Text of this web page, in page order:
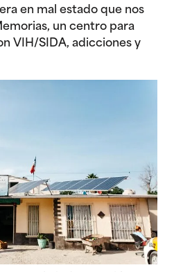
en mal estado que nos
un centro para
VIH/SIDA, adicciones y